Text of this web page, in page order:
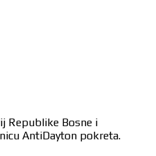
Republike Bosne i
AntiDayton pokreta.